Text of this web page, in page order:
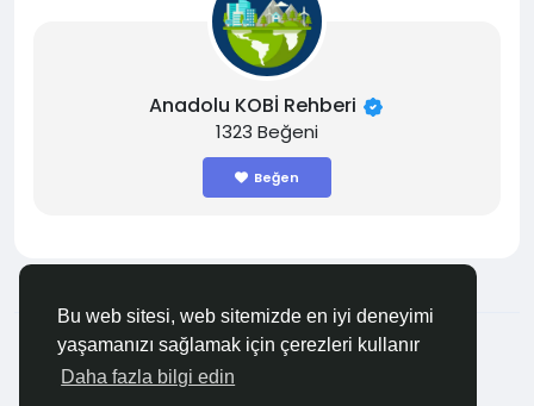
Bu web sitesi, web sitemizde en iyi deneyimi
yaşamanızı sağlamak için çerezleri kullanır
Daha fazla bilgi edin
Anadolu KOBİ Rehberi
1323 Beğeni
Beğen
© 2026 Anadolu KOBİ
Türkçe
Hakkında
Şartlar Gizlilik Bize Ulaşın